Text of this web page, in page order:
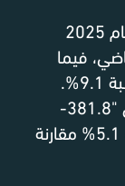
سجّلت صادرات قطاع "التصنيع" في عام 2025
الماضي، فيما
سجّلت واردات القطاع ذاته ارتفاعًا بنسبة 9.1%.
ونتيجة لذلك، وصل الميزان التجاري إلى "381.8-
" وهو ما يشكّل انخفاضًا نسبته 5.1% مقارنة